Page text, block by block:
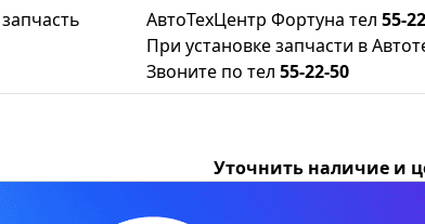
АвтоТехЦентр Фортуна тел 55-
При установке запчасти в
Звоните по тел 55-22-50
Уточнить наличие и